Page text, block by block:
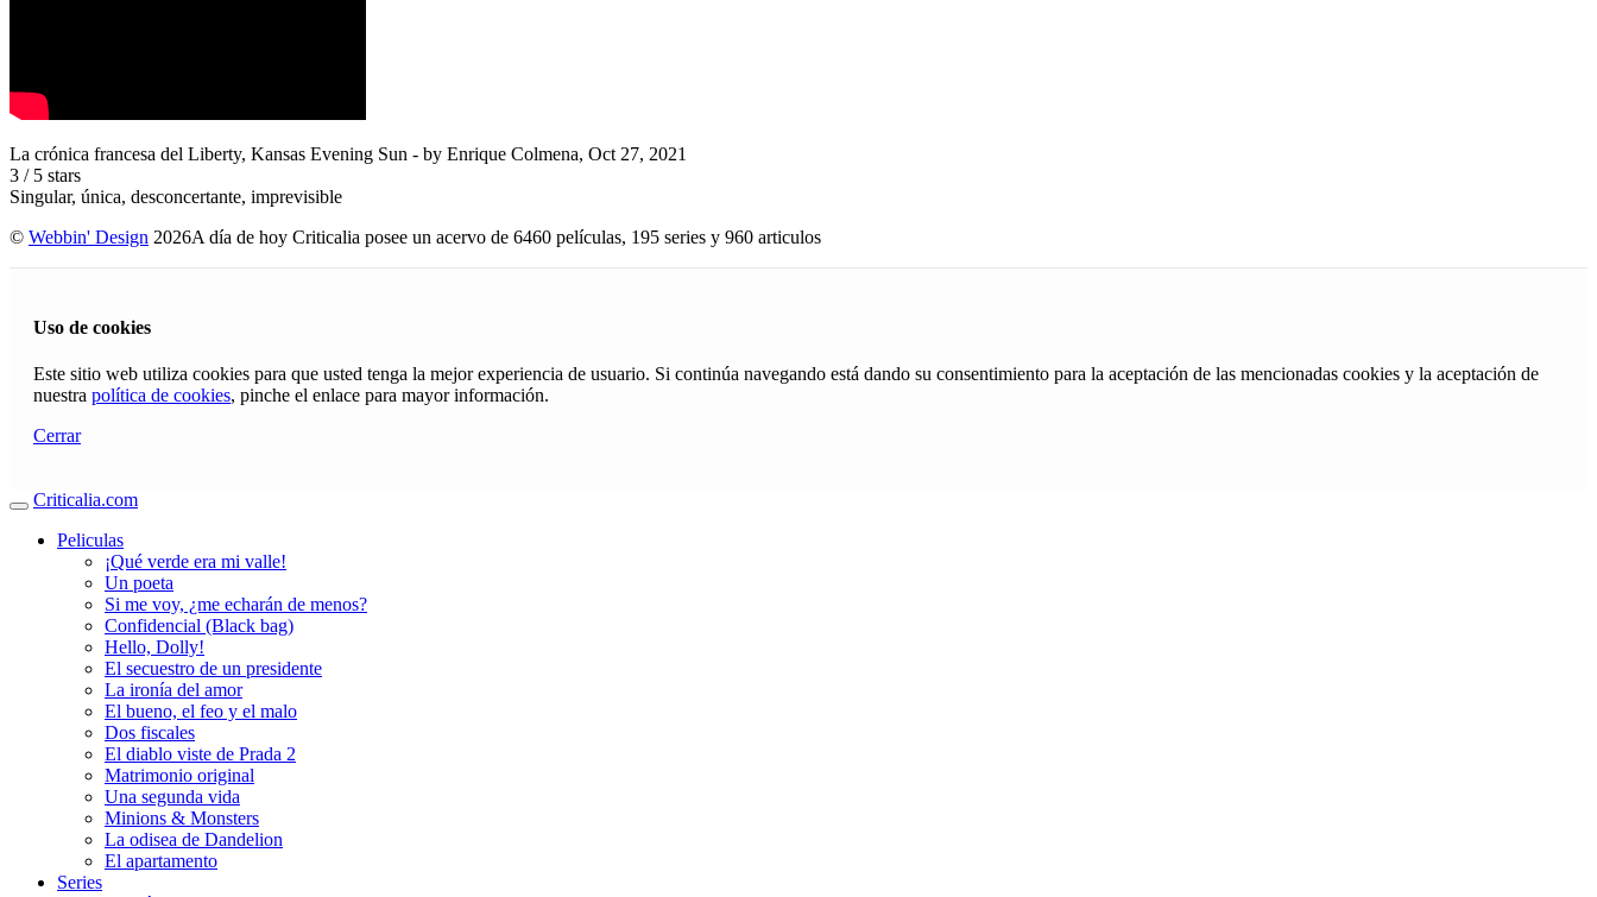
La crónica francesa del Liberty, Kansas Evening Sun - by Enrique Colmena, Oct 27, 2021
3 / 5 stars
Singular, única, desconcertante, imprevisible
© Webbin' Design 2026A día de hoy Criticalia posee un acervo de 6460 películas, 195 series y 960 articulos
Uso de cookies
Este sitio web utiliza cookies para que usted tenga la mejor experiencia de usuario. Si continúa navegando está dando su consentimiento para la aceptación de las mencionadas cookies y la aceptación de
nuestra política de cookies, pinche el enlace para mayor información.
Cerrar
Criticalia.com
Peliculas
¡Qué verde era mi valle!
Un poeta
Si me voy, ¿me echarán de menos?
Confidencial (Black bag)
Hello, Dolly!
El secuestro de un presidente
La ironía del amor
El bueno, el feo y el malo
Dos fiscales
El diablo viste de Prada 2
Matrimonio original
Una segunda vida
Minions & Monsters
La odisea de Dandelion
El apartamento
Series